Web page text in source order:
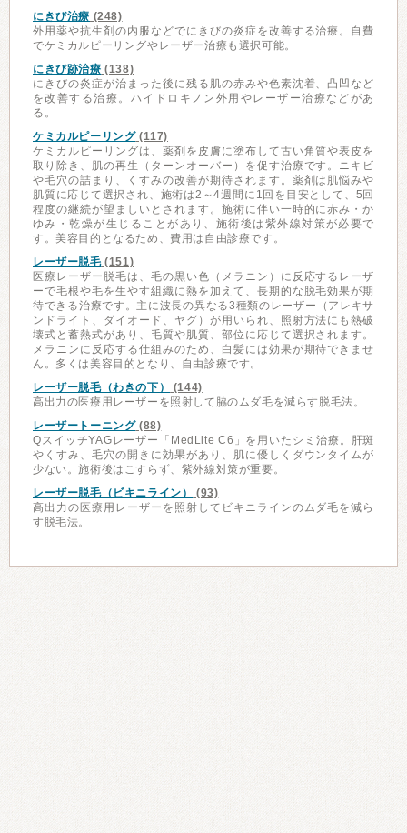
にきび治療 (248)
外用薬や抗生剤の内服などでにきびの炎症を改善する治療。自費
でケミカルピーリングやレーザー治療も選択可能。
にきび跡治療 (138)
にきびの炎症が治まった後に残る肌の赤みや色素沈着、凸凹など
を改善する治療。ハイドロキノン外用やレーザー治療などがあ
る。
ケミカルピーリング(117)
ケミカルピーリングは、薬剤を皮膚に塗布して古い角質や表皮を
取り除き、肌の再生（ターンオーバー）を促す治療です。ニキビ
や毛穴の詰まり、くすみの改善が期待されます。薬剤は肌悩みや
肌質に応じて選択され、施術は2～4週間に1回を目安として、5回
程度の継続が望ましいとされます。施術に伴い一時的に赤み・か
ゆみ・乾燥が生じることがあり、施術後は紫外線対策が必要で
す。美容目的となるため、費用は自由診療です。
レーザー脱毛(151)
医療レーザー脱毛は、毛の黒い色（メラニン）に反応するレーザ
ーで毛根や毛を生やす組織に熱を加えて、長期的な脱毛効果が期
待できる治療です。主に波長の異なる3種類のレーザー（アレキサ
ンドライト、ダイオード、ヤグ）が用いられ、照射方法にも熱破
壊式と蓄熱式があり、毛質や肌質、部位に応じて選択されます。
メラニンに反応する仕組みのため、白髪には効果が期待できませ
ん。多くは美容目的となり、自由診療です。
レーザー脱毛（わきの下）
(144)
高出力の医療用レーザーを照射して脇のムダ毛を減らす脱毛法。
レーザートーニング(88)
QスイッチYAGレーザー「MedLite C6」を用いたシミ治療。肝斑
やくすみ、毛穴の開きに効果があり、肌に優しくダウンタイムが
少ない。施術後はこすらず、紫外線対策が重要。
レーザー脱毛（ビキニライン）
(93)
高出力の医療用レーザーを照射してビキニラインのムダ毛を減ら
す脱毛法。